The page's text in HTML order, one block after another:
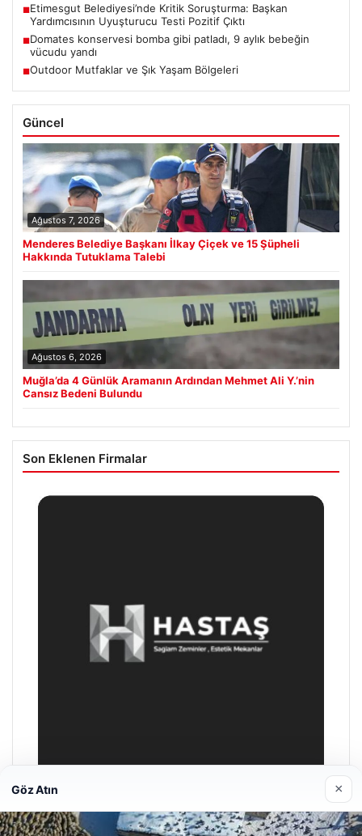
■Etimesgut Belediyesi’nde Kritik Soruşturma: Başkan
Yardımcısının Uyuşturucu Testi Pozitif Çıktı
■Domates konservesi bomba gibi patladı, 9 aylık bebeğin
vücudu yandı
■Outdoor Mutfaklar ve Şık Yaşam Bölgeleri
Güncel
Ağustos 7, 2026
Menderes Belediye Başkanı İlkay Çiçek ve 15 Şüpheli
Hakkında Tutuklama Talebi
Ağustos 6, 2026
Muğla’da 4 Günlük Aramanın Ardından Mehmet Ali Y.’nin
Cansız Bedeni Bulundu
Son Eklenen Firmalar
Prenses Night Club
Nisan 29, 2026
Göz Atın ×